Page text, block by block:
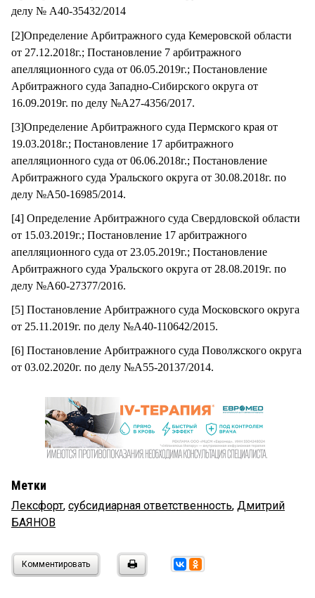
делу № А40-35432/2014
[2]Определение Арбитражного суда Кемеровской области
от 27.12.2018г.; Постановление 7 арбитражного
апелляционного суда от 06.05.2019г.; Постановление
Арбитражного суда Западно-Сибирского округа от
16.09.2019г. по делу №А27-4356/2017.
[3]Определение Арбитражного суда Пермского края от
19.03.2018г.; Постановление 17 арбитражного
апелляционного суда от 06.06.2018г.; Постановление
Арбитражного суда Уральского округа от 30.08.2018г. по
делу №А50-16985/2014.
[4] Определение Арбитражного суда Свердловской области
от 15.03.2019г.; Постановление 17 арбитражного
апелляционного суда от 23.05.2019г.; Постановление
Арбитражного суда Уральского округа от 28.08.2019г. по
делу №А60-27377/2016.
[5] Постановление Арбитражного суда Московского округа
от 25.11.2019г. по делу №А40-110642/2015.
[6] Постановление Арбитражного суда Поволжского округа
от 03.02.2020г. по делу №А55-20137/2014.
Метки
Лексфорт, субсидиарная ответственность, Дмитрий
БАЯНОВ
Комментировать